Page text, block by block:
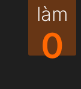
làm
0